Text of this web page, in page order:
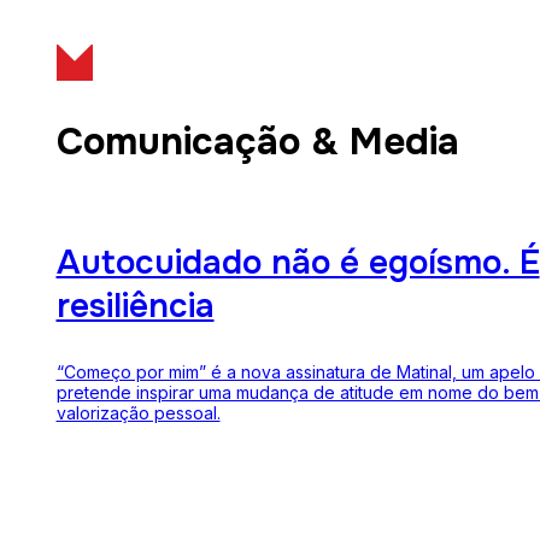
Comunicação & Media
Autocuidado não é egoísmo. É
resiliência
“Começo por mim” é a nova assinatura de Matinal, um
pretende inspirar uma mudança de atitude em nome do
valorização pessoal.